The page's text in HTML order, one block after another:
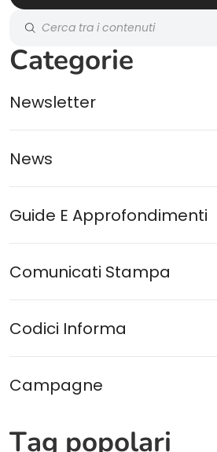
Categorie
Newsletter
News
Guide E Approfondimenti
Comunicati Stampa
Codici Informa
Campagne
Tag popolari